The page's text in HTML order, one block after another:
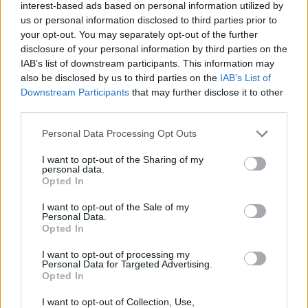
interest-based ads based on personal information utilized by
us or personal information disclosed to third parties prior to
your opt-out. You may separately opt-out of the further
disclosure of your personal information by third parties on the
IAB’s list of downstream participants. This information may
also be disclosed by us to third parties on the IAB’s List of
Downstream Participants that may further disclose it to other
Personal Data Processing Opt Outs
I want to opt-out of the Sharing of my
personal data.
Opted In
I want to opt-out of the Sale of my
Personal Data.
Opted In
I want to opt-out of processing my
Personal Data for Targeted Advertising.
Opted In
I want to opt-out of Collection, Use,
21:33
Μεσογειακή φώκια έκανε στάση για ξεκούραση στην
παραλία της Αγίας Βάσως στο Τρίκερι
"καραβιά" στον Τσούτσουρα
Δημοπρατείται η μπάλα των ιστορικών γκολ του
Μαραντόνα επί της Αγγλίας στο Μουντιάλ 1986
21:08
Διεθνείς διακρίσεις για τη μαθητική ταινία stop motion
20:57